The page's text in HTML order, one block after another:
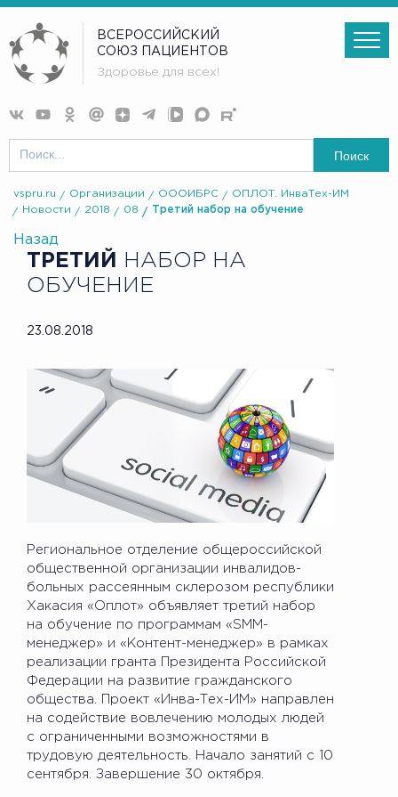
ВСЕРОССИЙСКИЙ
СОЮЗ ПАЦИЕНТОВ
Здоровье для всех!
Поиск
vspru.ru Организации ОООИБРС
ОПЛОТ. ИнваТех-ИМ
Новости
2018 08 Третий набор на обучение
Назад
ТРЕТИЙ
НАБОР НА
ОБУЧЕНИЕ
23.08.2018
Региональное отделение общероссийской
общественной организации инвалидов-
больных рассеянным склерозом республики
Хакасия «Оплот» объявляет третий набор
на обучение по программам «SMM-
менеджер» и «Контент-менеджер» в рамках
реализации гранта Президента Российской
Федерации на развитие гражданского
общества. Проект «Инва-Тех-ИМ» направлен
на содействие вовлечению молодых людей
с ограниченными возможностями в
трудовую деятельность. Начало занятий с 10
сентября. Завершение 30 октября.